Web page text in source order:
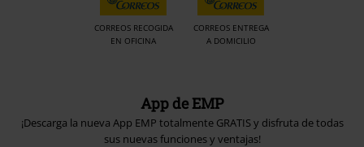
CORREOS RECOGIDA
EN OFICINA
CORREOS ENTREGA
A DOMICILIO
App de EMP
¡Descarga la nueva App EMP totalmente GRATIS y disfruta de todas
sus nuevas funciones y ventajas!